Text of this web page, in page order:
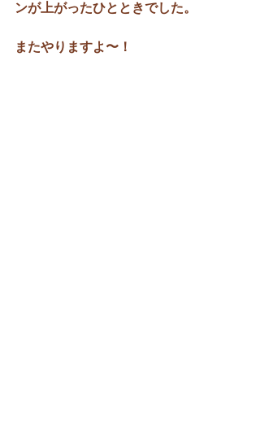
ンが上がったひとときでした。
またやりますよ〜！